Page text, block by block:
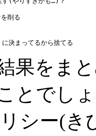
削る
まってるから捨てる
果をま
とでし
シー(